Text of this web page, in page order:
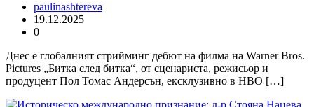
paulinashtereva
19.12.2025
0
Днес е глобалният стрийминг дебют на филма на Warner Bros.
Pictures „Битка след битка“, от сценариста, режисьор и
продуцент Пол Томас Андерсън, ексклузивно в HBO […]